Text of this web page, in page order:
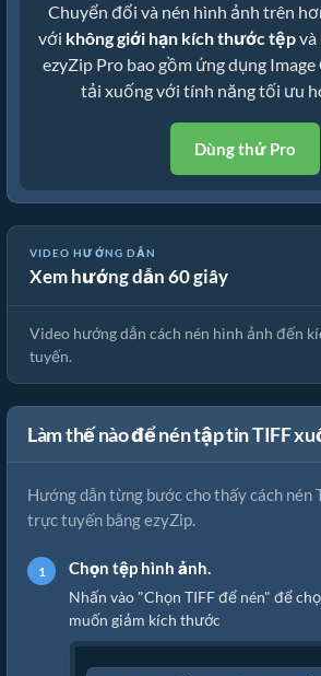
Chuyển đổi và nén hình ảnh trên
với không giới hạn kích thước tệpvà
ezyZip Pro bao gồm ứng dụng
tải xuống với tính năng tối ưu
Dùng thử Pro
VIDEO HƯỚNG DẪN
Xem hướng dẫn 60 giây
🖼 Cách Nén Hình Ảnh Đến Kích Thước
Video hướng dẫn cách nén hình ảnh đến
tuyến.
Làm thế nào để nén tập tin TIFF
Hướng dẫn từng bước cho thấy cách nén
trực tuyến bằng ezyZip.
Chọn tệp hình ảnh.
Nhấn vào "Chọn TIFF để nén" để
muốn giảm kích thước